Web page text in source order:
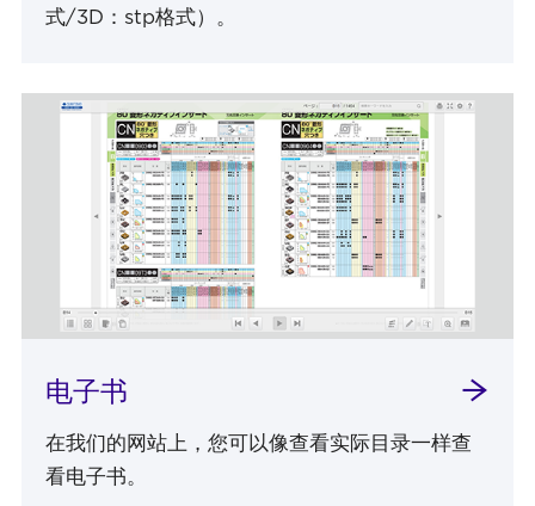
式/3D：stp格式）。
电子书
在我们的网站上，您可以像查看实际目录一样查
看电子书。